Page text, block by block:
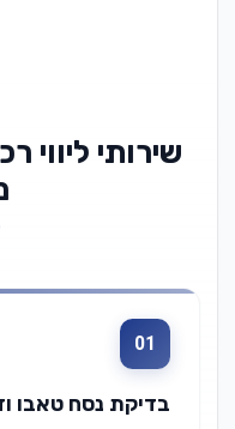
שירותי ליווי
01
בדיקת נסח טאבו